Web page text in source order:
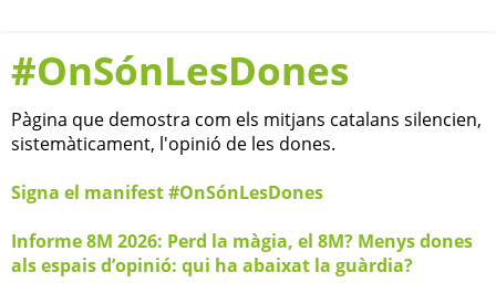
#OnSónLesDones
Pàgina que demostra com els mitjans catalans silencien,
sistemàticament, l'opinió de les dones.
Signa el manifest #OnSónLesDones
Informe 8M 2026: Perd la màgia, el 8M? Menys dones
als espais d’opinió: qui ha abaixat la guàrdia?